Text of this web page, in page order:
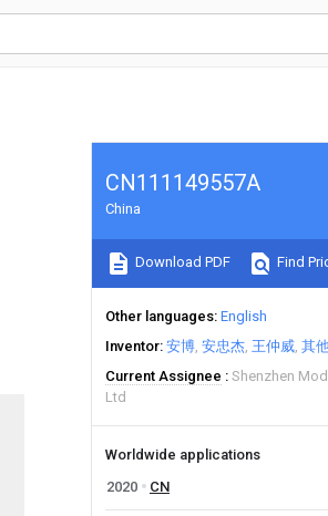
CN111149557A
China
Download PDF Find
Other languages English
Inventor 安博 安忠杰 王仲威 其
Current Assignee
Shenzhen
Ltd
Worldwide applications
2020
CN